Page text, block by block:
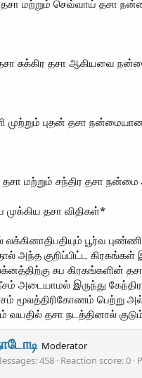
தசா மற்றும் செவ்வாய் தசா
சுக்கிர தசா ஆகியவை
முற்றும் புதன் தசா
தசா மற்றும் சந்திர தசா
தசா விதிகள்*
பூர்வ
அந்த குறிப்பிட்ட
சுப கிரகங்களின்
அடையாமல் இருந்து
மூலத்திரிகோணம் பெற்று
தசா நடத்தினால்
Moderator
458 Reaction score 0